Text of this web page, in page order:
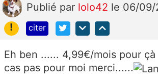
Publié par lolo42 le 06/09/
!
citer
Eh ben ...... 4,99€/mois pour
cas pas pour moi merci......